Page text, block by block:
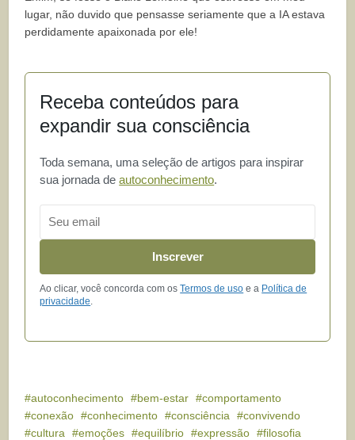
lugar, não duvido que pensasse seriamente que a IA estava
perdidamente apaixonada por ele!
Receba conteúdos para
expandir sua consciência
Toda semana, uma seleção de artigos para inspirar
sua jornada deautoconhecimento.
Inscrever
Ao clicar, você concorda com osTermos de uso e a Política de
privacidade
autoconhecimento bem-estar
comportamento
conexão
conhecimento consciência
convivendo
cultura
emoções equilíbrio expressão
filosofia